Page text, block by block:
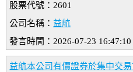
股票代號：2601
公司名稱： 益航
發言時間：2026-07-23 16:47:10
益航本公司有價證券於集中交